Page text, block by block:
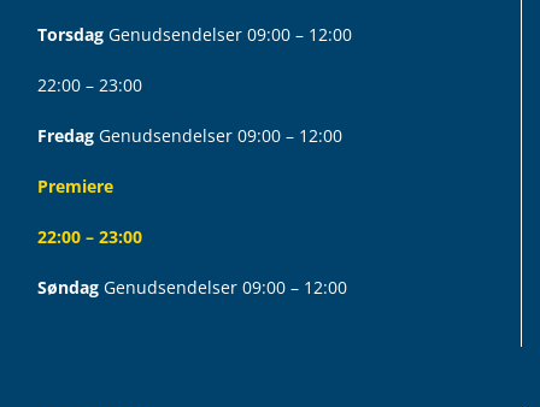
Torsdag Genudsendelser 09:00 – 12:00
22:00 – 23:00
Fredag Genudsendelser 09:00 – 12:00
Premiere
22:00 – 23:00
Søndag Genudsendelser 09:00 – 12:00